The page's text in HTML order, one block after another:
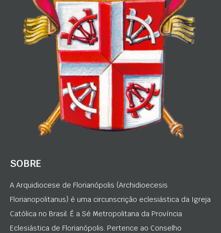
SOBRE
A Arquidiocese de Florianópolis (Archidioecesis
Florianopolitanus) é uma circunscrição eclesiástica da Igreja
Católica no Brasil. É a Sé Metropolitana da Província
Eclesiástica de Florianópolis. Pertence ao Conselho